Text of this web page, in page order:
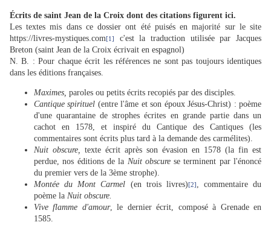
Écrits de saint Jean de la Croix dont des citations figurent ici.
Les textes mis dans ce dossier ont été puisés en majorité sur le site
https://livres-mystiques.com[1]
c'est la traduction utilisée par Jacques
Breton (saint Jean de la Croix écrivait en espagnol)
N. B. : Pour chaque écrit les références ne sont pas toujours identiques
dans les éditions françaises.
Maximes, paroles ou petits écrits recopiés par des disciples.
Cantique spirituel (entre l'âme et son époux Jésus-Christ) : poème
d'une quarantaine de strophes écrites en grande partie dans un
cachot en 1578, et inspiré du Cantique des Cantiques (les
commentaires sont écrits plus tard à la demande des carmélites).
Nuit obscure, texte écrit après son évasion en 1578 (la fin est
perdue, nos éditions de la Nuit obscurese terminent par l'énoncé
du premier vers de la 3ème strophe).
Montée du Mont Carmel (en trois livres)[2] , commentaire du
poème la Nuit obscure.
Vive flamme d'amour, le dernier écrit, composé à Grenade en
1585.